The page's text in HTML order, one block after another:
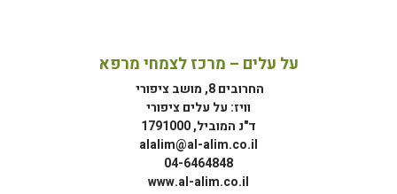
על עלים – מרכז לצמחי מרפא
החרובים 8, מושב ציפורי
וויז: על עלים ציפורי
ד"נ המוביל, 1791000
alalim@al-alim.co.il
04-6464848
www.al-alim.co.il